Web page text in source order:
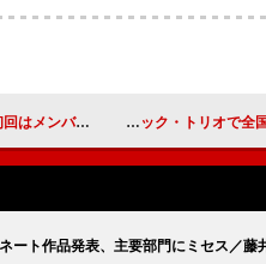
全員で生放送 土岐麻子、アコースティッ
ート作品発表、主要部門にミセス／